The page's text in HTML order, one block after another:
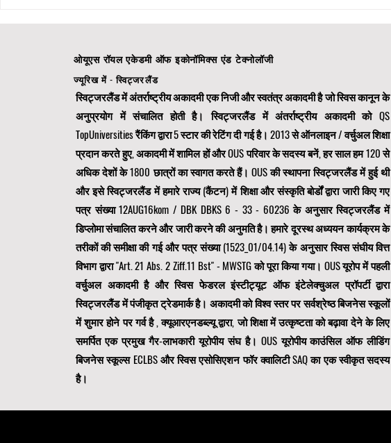
इंटरनेशनल यूनिवर्सिटी THE 2026 में
पर नए दृष्टिकोण
ओयूएस रॉयल एकेडमी ऑफ इकोनॉमिक्स एंड टेक्नोलॉजी
ज्यूरिख में - स्विट्जरलैंड
स्विट्जरलैंड में अंतर्राष्ट्रीय अकादमी एक निजी और स्वतंत्र अकादमी है जो स्विस कानून के
अनुप्रयोग में संचालित होती है। स्विट्जरलैंड में अंतर्राष्ट्रीय अकादमी को QS
TopUniversities रैंकिंग द्वारा 5 स्टार की रेटिंग दी गई है। 2013 से ऑनलाइन / वर्चुअल शिक्षा
प्रदान करते हुए, अकादमी में शामिल हों और OUS परिवार के सदस्य बनें, हर साल हम 120 से
अधिक देशों के 1800 छात्रों का स्वागत करते हैं। OUS की स्थापना स्विट्जरलैंड में हुई थी
और इसे स्विट्जरलैंड में हमारे राज्य (कैंटन) में शिक्षा और संस्कृति बोर्डों द्वारा जारी किए गए
पत्र संख्या 12AUG16kom / DBK DBKS 6 - 33 - 60236 के अनुसार स्विट्जरलैंड में
डिप्लोमा संचालित करने और जारी करने की अनुमति है। हमारे दूरस्थ अध्ययन कार्यक्रम के
तरीकों की समीक्षा की गई और पत्र संख्या (1523_01/04.14) के अनुसार स्विस संघीय वित्त
विभाग द्वारा "Art. 21 Abs. 2 Ziff.11 Bst" - MWSTG को पूरा किया गया। OUS यूरोप में पहली
वर्चुअल अकादमी है और स्विस फेडरल इंस्टीट्यूट ऑफ इंटेलेक्चुअल प्रॉपर्टी द्वारा
स्विट्जरलैंड में पंजीकृत ट्रेडमार्क है। अकादमी को विश्व स्तर पर सर्वश्रेष्ठ बिजनेस स्कूलों
में शुमार होने पर गर्व है, क्यूआरएनडब्ल्यू द्वारा, जो शिक्षा में उत्कृष्टता को बढ़ावा देने के लिए
समर्पित एकप्रमुख गैर-लाभकारी यूरोपीय संघ है। OUSयूरोपीय काउंसिल ऑफ लीडिंग
बिजनेस स्कूल्स ECLBSऔर स्विस एसोसिएशन फॉर क्वालिटी SAQ का एक स्वीकृत सदस्य
है।